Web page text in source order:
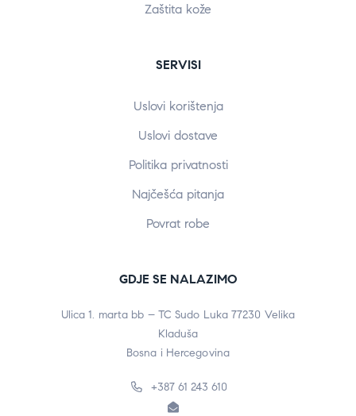
Zaštita kože
SERVISI
Uslovi korištenja
Uslovi dostave
Politika privatnosti
Najčešća pitanja
Povrat robe
GDJE SE NALAZIMO
Ulica 1. marta bb – TC Sudo Luka 77230 Velika
Kladuša
Bosna i Hercegovina
+387 61 243 610